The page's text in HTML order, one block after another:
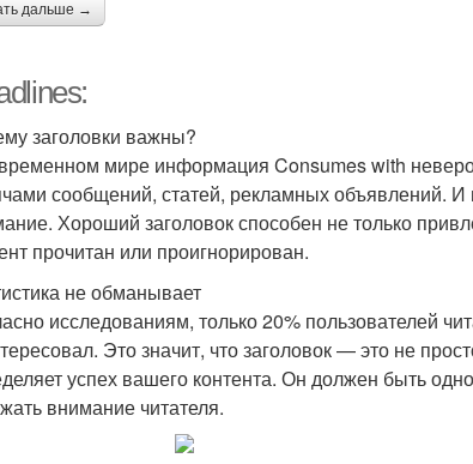
дальше →
заголовки важны?
мире информация Consumes with
сообщений, статей, рекламных объявлений.
Хороший заголовок способен не только
прочитан или проигнорирован.
не обманывает
исследованиям, только 20% пользователей
Это значит, что заголовок — это не
успех вашего контента. Он должен быть
внимание читателя.